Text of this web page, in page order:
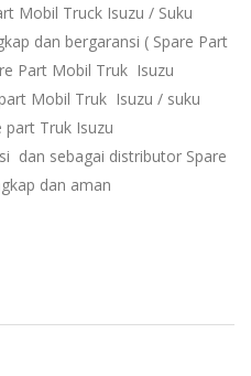
Mobil Truck Isuzu / Suku
dan bergaransi ( Spare Part
Part Mobil Truk Isuzu
Mobil Truk Isuzu / suku
Truk Isuzu
dan sebagai distributor Spare
dan aman